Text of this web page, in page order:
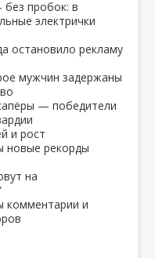
пробок: в
электрички
остановило рекламу
мужчин задержаны
— победители
и рост
новые рекорды
на
и